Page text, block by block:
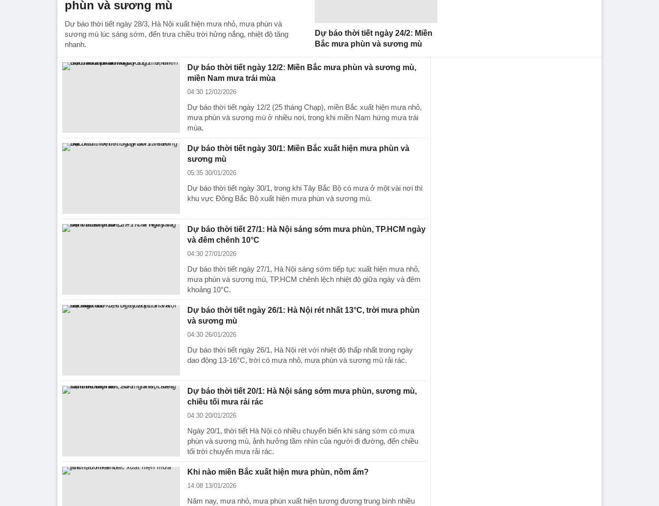
phùn và sương mù
Dự báo thời tiết ngày 28/3, Hà Nội xuất hiện mưa nhỏ, mưa phùn và
sương mù lúc sáng sớm, đến trưa chiều trời hửng nắng, nhiệt độ tăng
nhanh.
Dự báo thời tiết ngày 24/2: Miền
Bắc mưa phùn và sương mù
Dự báo thời tiết ngày 12/2: Miền Bắc mưa phùn và sương mù,
miền Nam mưa trái mùa
04:30 12/02/2026
Dự báo thời tiết ngày 12/2 (25 tháng Chạp), miền Bắc xuất hiện mưa nhỏ,
mưa phùn và sương mù ở nhiều nơi, trong khi miền Nam hứng mưa trái
mùa.
Dự báo thời tiết ngày 30/1: Miền Bắc xuất hiện mưa phùn và
sương mù
05:35 30/01/2026
Dự báo thời tiết ngày 30/1, trong khi Tây Bắc Bộ có mưa ở một vài nơi thì
khu vực Đông Bắc Bộ xuất hiện mưa phùn và sương mù.
Dự báo thời tiết 27/1: Hà Nội sáng sớm mưa phùn, TP.HCM ngày
và đêm chênh 10°C
04:30 27/01/2026
Dự báo thời tiết ngày 27/1, Hà Nội sáng sớm tiếp tục xuất hiện mưa nhỏ,
mưa phùn và sương mù, TP.HCM chênh lệch nhiệt độ giữa ngày và đêm
khoảng 10°C.
Dự báo thời tiết ngày 26/1: Hà Nội rét nhất 13°C, trời mưa phùn
và sương mù
04:30 26/01/2026
Dự báo thời tiết ngày 26/1, Hà Nội rét với nhiệt độ thấp nhất trong ngày
dao động 13-16°C, trời có mưa nhỏ, mưa phùn và sương mù rải rác.
Dự báo thời tiết 20/1: Hà Nội sáng sớm mưa phùn, sương mù,
chiều tối mưa rải rác
04:30 20/01/2026
Ngày 20/1, thời tiết Hà Nội có nhiều chuyển biến khi sáng sớm có mưa
phùn và sương mù, ảnh hưởng tầm nhìn của người đi đường, đến chiều
tối trời chuyển mưa rải rác.
Khi nào miền Bắc xuất hiện mưa phùn, nồm ẩm?
14:08 13/01/2026
Năm nay, mưa nhỏ, mưa phùn xuất hiện tương đương trung bình nhiều